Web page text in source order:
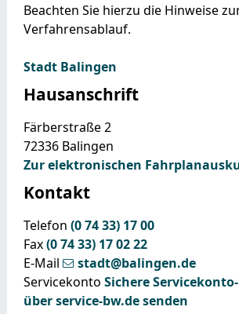
Beachten Sie hierzu die Hinweise
Verfahrensablauf.
Stadt Balingen
Hausanschrift
Färberstraße 2
72336 Balingen
Zur elektronischen
Kontakt
Telefon (07433) 1700
Fax(07433) 170222
E-Mail
stadt@balingen.de
Servicekonto Sichere
über service-bw.de senden